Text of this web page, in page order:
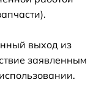
выход из
заявленным